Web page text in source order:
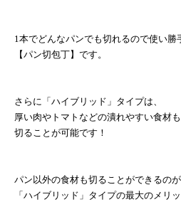
1 本でどんなパンでも切れるので使い勝
【パン切包丁】です。
さらに「ハイブリッド」タイプは、
厚い肉やトマトなどの潰れやすい食材も
切ることが可能です！
パン以外の食材も切ることができるのが
「ハイブリッド」タイプの最大のメリ